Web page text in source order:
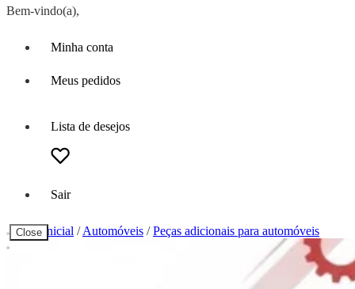
Bem-vindo(a),
Minha conta
Meus pedidos
Lista de desejos
Sair
Close
Página inicial /Automóveis /Peças adicionais para automóveis